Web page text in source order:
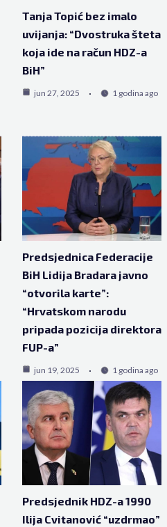
Tanja Topić bez imalo
uvijanja: “Dvostruka šteta
koja ide na račun HDZ-a
BiH”
jun 27, 2025 1 godina ago
Predsjednica Federacije
BiH Lidija Bradara javno
“otvorila karte”:
“Hrvatskom narodu
pripada pozicija direktora
FUP-a”
jun 19, 2025 1 godina ago
Predsjednik HDZ-a 1990
Ilija Cvitanović “uzdrmao”